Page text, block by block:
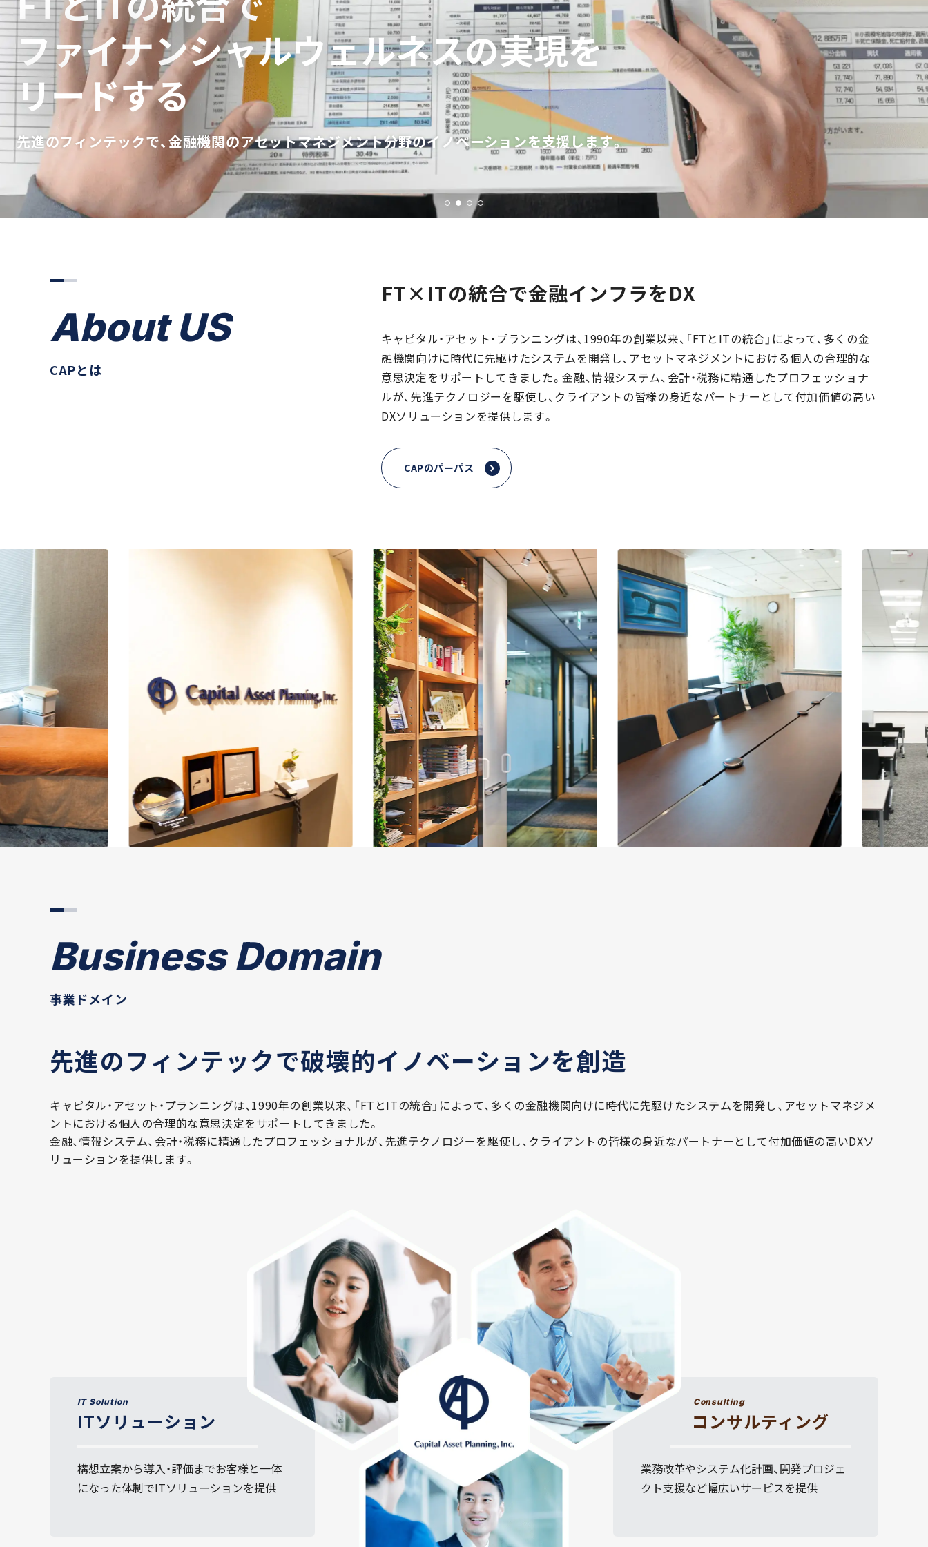
ファイナンシャルウェルネスの実現を
リードする
先進のフィンテックで、金融機関のアセットマネジメント分野のイノベーションを支援します。
About US
CAPとは
FT×ITの統合で金融インフラをDX
キャピタル・アセット・プランニングは、1990年の創業以来、「FTとITの統合」によって、多くの金
融機関向けに時代に先駆けたシステムを開発し、アセットマネジメントにおける個人の合理的な
意思決定をサポートしてきました。金融、情報システム、会計・税務に精通したプロフェッショナ
ルが、先進テクノロジーを駆使し、クライアントの皆様の身近なパートナーとして付加価値の高い
DXソリューションを提供します。
CAPのパーパス
Business Domain
事業ドメイン
先進のフィンテックで破壊的イノベーションを創造
キャピタル・アセット・プランニングは、1990年の創業以来、「FTとITの統合」によって、多くの金融機関向けに時代に先駆けたシステムを開発し、アセットマネジメ
ントにおける個人の合理的な意思決定をサポートしてきました。
金融、情報システム、会計・税務に精通したプロフェッショナルが、先進テクノロジーを駆使し、クライアントの皆様の身近なパートナーとして付加価値の高いDXソ
リューションを提供します。
IT Solution
ITソリューション
構想立案から導入・評価までお客様と一体
になった体制でITソリューションを提供
Consulting
コンサルティング
業務改革やシステム化計画、開発プロジェ
クト支援など幅広いサービスを提供